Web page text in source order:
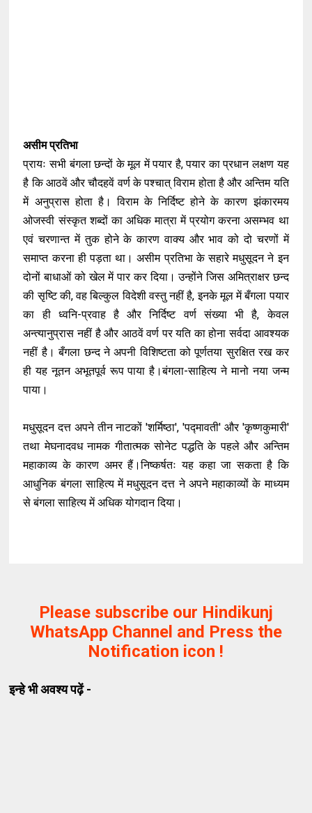
असीम प्रतिभा
प्रायः सभी बंगला छन्दों के मूल में पयार है, पयार का प्रधान लक्षण यह
है कि आठवें और चौदहवें वर्ण के पश्चात् विराम होता है और अन्तिम यति
में अनुप्रास होता है। विराम के निर्दिष्ट होने के कारण झंकारमय
ओजस्वी संस्कृत शब्दों का अधिक मात्रा में प्रयोग करना असम्भव था
एवं चरणान्त में तुक होने के कारण वाक्य और भाव को दो चरणों में
समाप्त करना ही पड़ता था। असीम प्रतिभा के सहारे मधुसूदन ने इन
दोनों बाधाओं को खेल में पार कर दिया। उन्होंने जिस अमित्राक्षर छन्द
की सृष्टि की, वह बिल्कुल विदेशी वस्तु नहीं है, इनके मूल में बँगला पयार
का ही ध्वनि-प्रवाह है और निर्दिष्ट वर्ण संख्या भी है, केवल
अन्त्यानुप्रास नहीं है और आठवें वर्ण पर यति का होना सर्वदा आवश्यक
नहीं है। बँगला छन्द ने अपनी विशिष्टता को पूर्णतया सुरक्षित रख कर
ही यह नूतन अभूतपूर्व रूप पाया है।बंगला-साहित्य ने मानो नया जन्म
पाया।
मधुसूदन दत्त अपने तीन नाटकों 'शर्मिष्ठा', 'पद्मावती' और 'कृष्णकुमारी'
तथा मेघनादवध नामक गीतात्मक सोनेट पद्धति के पहले और अन्तिम
महाकाव्य के कारण अमर हैं।निष्कर्षतः यह कहा जा सकता है कि
आधुनिक बंगला साहित्य में मधुसूदन दत्त ने अपने महाकाव्यों के माध्यम
से बंगला साहित्य में अधिक योगदान दिया।
Please subscribe our Hindikunj
WhatsApp Channel and Press the
Notification icon !
इन्हे भी अवश्य पढ़ें -